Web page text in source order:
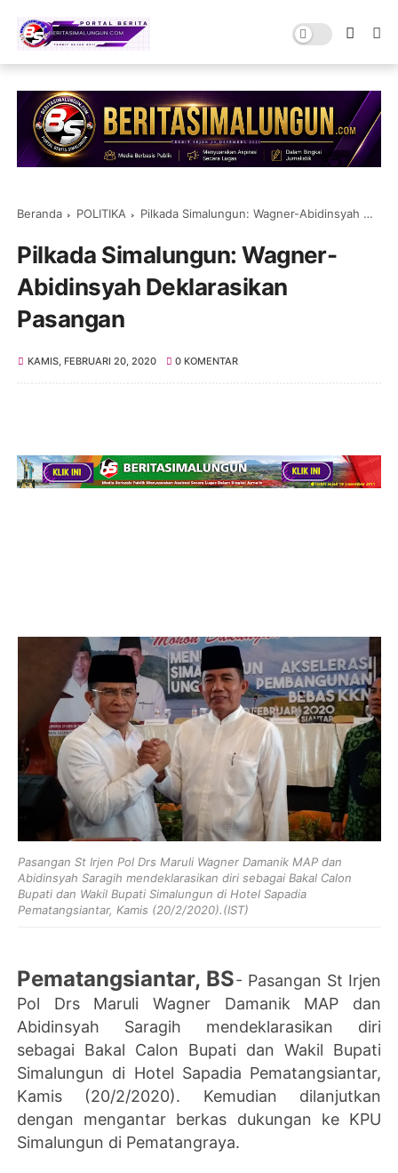
Beranda POLITIKA Pilkada Simalungun: Wagner-Abidinsyah Deklarasikan Pasangan
Pilkada Simalungun: Wagner-
Abidinsyah Deklarasikan
Pasangan
KAMIS, FEBRUARI 20, 2020 0 KOMENTAR
Pasangan St Irjen Pol Drs Maruli Wagner Damanik MAP dan
Abidinsyah Saragih mendeklarasikan diri sebagai Bakal Calon
Bupati dan Wakil Bupati Simalungun di Hotel Sapadia
Pematangsiantar, Kamis (20/2/2020).(IST)
Pematangsiantar, BS- Pasangan St Irjen
Pol Drs Maruli Wagner Damanik MAP dan
Abidinsyah Saragih mendeklarasikan diri
sebagai Bakal Calon Bupati dan Wakil Bupati
Simalungun di Hotel Sapadia Pematangsiantar,
Kamis (20/2/2020). Kemudian dilanjutkan
dengan mengantar berkas dukungan ke KPU
Simalungun di Pematangraya.